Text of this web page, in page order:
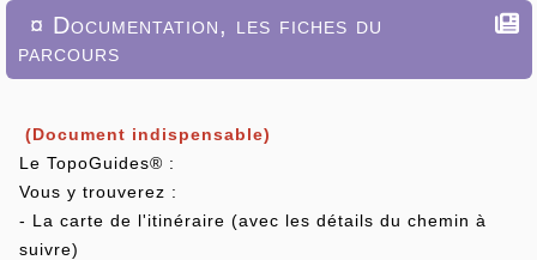
¤ Documentation, les fiches du
parcours
(Document indispensable)
Le TopoGuides® :
Vous y trouverez :
- La carte de l'itinéraire (avec les détails du chemin à
suivre)